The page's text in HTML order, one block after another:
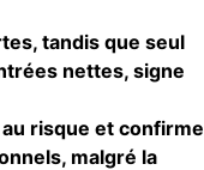
tandis que seul
nettes, signe
risque et confirme
malgré la